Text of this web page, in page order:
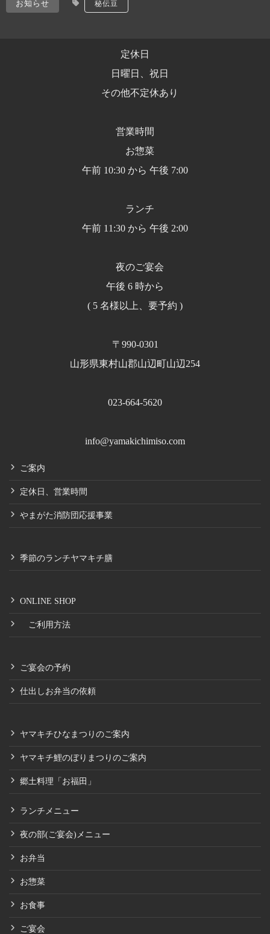
お知らせ 秘伝豆
定休日
日曜日、祝日
その他不定休あり
営業時間
お惣菜
午前 10:30 から 午後 7:00
ランチ
午前 11:30 から 午後 2:00
夜のご宴会
午後 6 時から
( 5 名様以上、要予約 )
〒990-0301
山形県東村山郡山辺町山辺254
023-664-5620
info@yamakichimiso.com
ご案内
定休日、営業時間
やまがた消防団応援事業
季節のランチヤマキチ膳
ONLINE SHOP
ご利用方法
ご宴会の予約
仕出しお弁当の依頼
ヤマキチひなまつりのご案内
ヤマキチ鯉のぼりまつりのご案内
郷土料理「お福田」
ランチメニュー
夜の部(ご宴会)メニュー
お弁当
お惣菜
お食事
ご宴会